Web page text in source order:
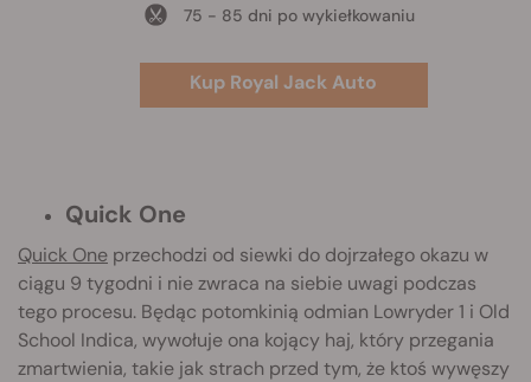
75 - 85 dni po wykiełkowaniu
Kup Royal Jack Auto
Quick One
Quick One przechodzi od siewki do dojrzałego okazu w
ciągu 9 tygodni i nie zwraca na siebie uwagi podczas
tego procesu. Będąc potomkinią odmian Lowryder 1 i Old
School Indica, wywołuje ona kojący haj, który przegania
zmartwienia, takie jak strach przed tym, że ktoś wywęszy